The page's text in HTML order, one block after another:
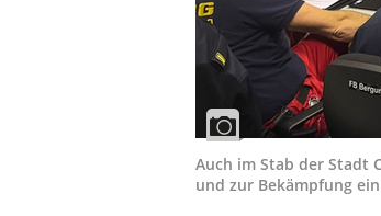
Auch im Stab der Stadt
und zur Bekämpfung